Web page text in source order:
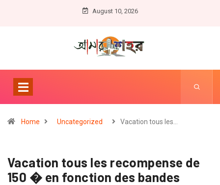
August 10, 2026
Home Uncategorized Vacation tous les…
Vacation tous les recompense de
150 � en fonction des bandes